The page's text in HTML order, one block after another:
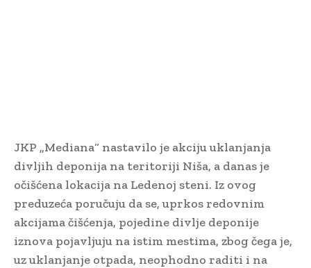
JKP „Mediana“ nastavilo je akciju uklanjanja
divljih deponija na teritoriji Niša, a danas je
očišćena lokacija na Ledenoj steni. Iz ovog
preduzeća poručuju da se, uprkos redovnim
akcijama čišćenja, pojedine divlje deponije
iznova pojavljuju na istim mestima, zbog čega je,
uz uklanjanje otpada, neophodno raditi i na